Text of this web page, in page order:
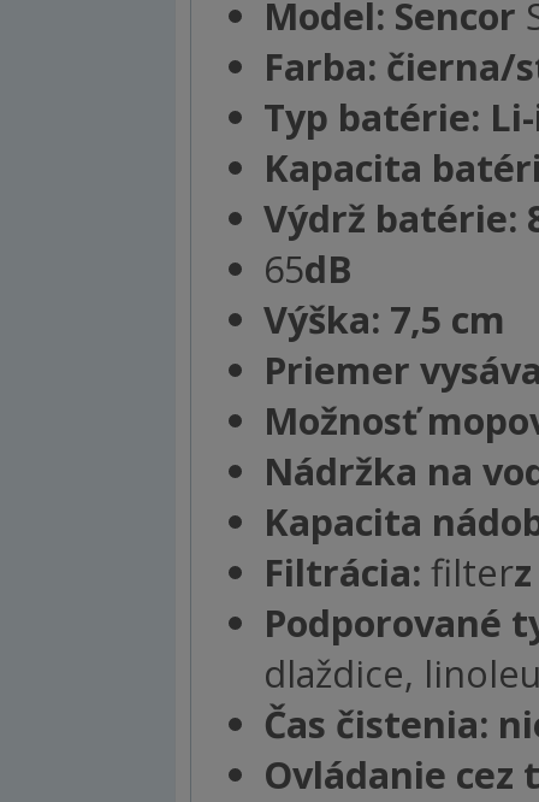
Model: Sencor
Farba: čierna/
Typ batérie:
Kapacita
Výdrž batérie:
65dB
Výška: 7,5 cm
Priemer
Možnosť
Nádržka na
Kapacita
Filtrácia: filter
Podporované
dlaždice,
Čas čistenia:
Ovládanie cez